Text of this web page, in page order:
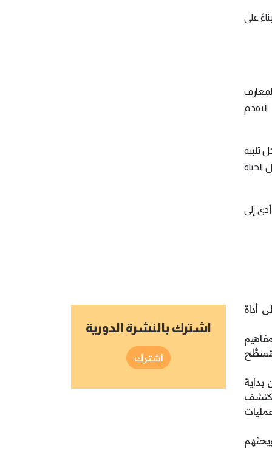
على
تلبية
الحياة
إلى
أداة
بتسطُّح
بداية
اشترك بالنشرة الدورية
اشترك